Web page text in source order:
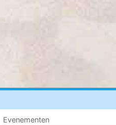
Evenementen